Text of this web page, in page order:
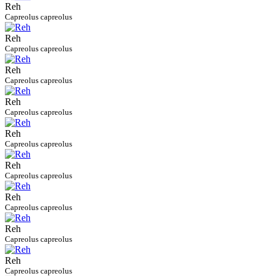
Reh
Capreolus capreolus
Reh
Capreolus capreolus
Reh
Capreolus capreolus
Reh
Capreolus capreolus
Reh
Capreolus capreolus
Reh
Capreolus capreolus
Reh
Capreolus capreolus
Reh
Capreolus capreolus
Reh
Capreolus capreolus